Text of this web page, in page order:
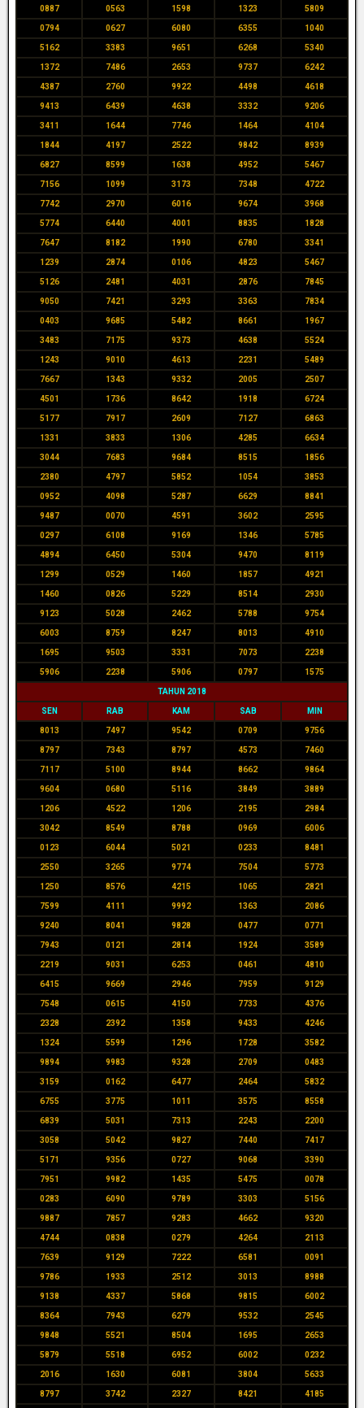
0887 0563 1598 1323 5809
0794 0627 6080 6355 1040
5162 3383 9651 6268 5340
1372 7486 2653 9737 6242
4387 2760 9922 4498 4618
9413 6439 4638 3332 9206
3411 1644 7746 1464 4104
1844 4197 2522 9842 8939
6827 8599 1638 4952 5467
7156 1099 3173 7348 4722
7742 2970 6016 9674 3968
5774 6440 4001 8835 1828
7647 8182 1990 6780 3341
1239 2874 0106 4823 5467
5126 2481 4031 2876 7845
9050 7421 3293 3363 7834
0403 9685 5482 8661 1967
3483 7175 9373 4638 5524
1243 9010 4613 2231 5489
7667 1343 9332 2005 2507
4501 1736 8642 1918 6724
5177 7917 2609 7127 6863
1331 3833 1306 4285 6634
3044 7683 9684 8515 1856
2380 4797 5852 1054 3853
0952 4098 5287 6629 8841
9487 0070 4591 3602 2595
0297 6108 9169 1346 5785
4894 6450 5304 9470 8119
1299 0529 1460 1857 4921
1460 0826 5229 8514 2930
9123 5028 2462 5788 9754
6003 8759 8247 8013 4910
1695 9503 3331 7073 2238
5906 2238 5906 0797 1575
TAHUN 2018
SEN RAB KAM SAB MIN
8013 7497 9542 0709 9756
8797 7343 8797 4573 7460
7117 5100 8944 8662 9864
9604 0680 5116 3849 3889
1206 4522 1206 2195 2984
3042 8549 8788 0969 6006
0123 6044 5021 0233 8481
2550 3265 9774 7504 5773
1250 8576 4215 1065 2821
7599 4111 9992 1363 2086
9240 8041 9828 0477 0771
7943 0121 2814 1924 3589
2219 9031 6253 0461 4810
6415 9669 2946 7959 9129
7548 0615 4150 7733 4376
2328 2392 1358 9433 4246
1324 5599 1296 1728 3582
9894 9983 9328 2709 0483
3159 0162 6477 2464 5832
6755 3775 1011 3575 8558
6839 5031 7313 2243 2200
3058 5042 9827 7440 7417
5171 9356 0727 9068 3390
7951 9982 1435 5475 0078
0283 6090 9789 3303 5156
9887 7857 9283 4662 9320
4744 0838 0279 4264 2113
7639 9129 7222 6581 0091
9786 1933 2512 3013 8988
9138 4337 5868 9815 6002
8364 7943 6279 9532 2545
9848 5521 8504 1695 2653
5879 5518 6952 6002 0232
2016 1630 6081 3804 5633
8797 3742 2327 8421 4185